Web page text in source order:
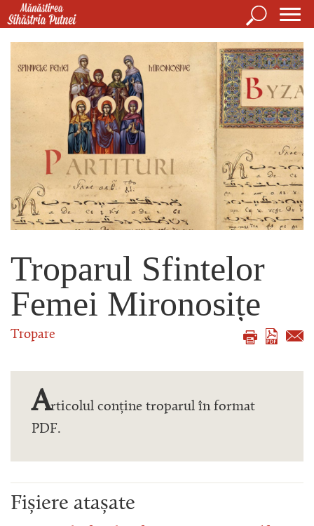
Mergi la conţinutul principal
de
Căutare
Troparul Sfintelor
Femei Mironosițe
Tropare
Articolul conține troparul în format
PDF.
Fișiere atașate